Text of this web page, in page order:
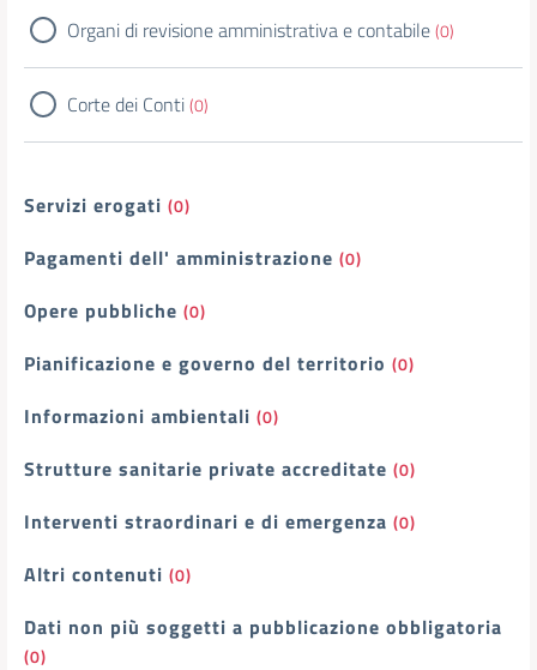
Organi di revisione amministrativa e contabile(0)
Corte dei Conti(0)
Servizi erogati (0)
Pagamenti dell' amministrazione (0)
Opere pubbliche (0)
Pianificazione e governo del territorio (0)
Informazioni ambientali (0)
Strutture sanitarie private accreditate (0)
Interventi straordinari e di emergenza (0)
Altri contenuti (0)
Dati non più soggetti a pubblicazione obbligatoria
(0)